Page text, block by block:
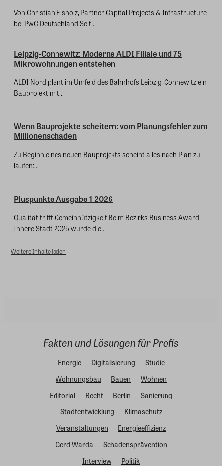
Von Christian Elsholz, Partner Capital Projects & Infrastructure
bei PwC Deutschland Seit...
Leipzig-Connewitz: Moderne ALDI Filiale und 75
Mikrowohnungen entstehen
ALDI Nord plant im Umfeld des Bahnhofs Leipzig‑Connewitz ein
Bauprojekt mit...
Wenn Bauprojekte scheitern: vom Planungsfehler zum
Millionenschaden
Zu Beginn eines neuen Bauprojekts scheint alles nach Plan zu
laufen:...
Pluspunkte Ausgabe 1-2026
Qualität trifft Gemeinnützigkeit Beim Bezirks Business Award
Innere Stadt 2025 wurde die...
Weitere Inhalte laden
Fakten und Lösungen für Profis
Energie Digitalisierung
Studie
Wohnungsbau
Bauen
Wohnen
Editorial
Recht Berlin
Sanierung
Stadtentwicklung
Klimaschutz
Veranstaltungen
Energieeffizienz
Gerd Warda
Schadensprävention
Interview
Politik